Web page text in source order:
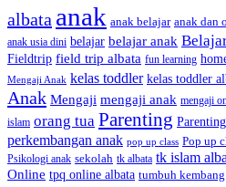
albata anak anak belajar anak dan
anak usia dini belajar belajar anak
Fieldtrip field trip albata fun learning
Mengaji Anak kelas toddler kelas toddler
Anak Mengaji mengaji anak mengaji
islam orang tua Parenting
perkembangan anak pop up class Pop up
Psikologi anak sekolah tk albata tk islam
Online tpq online albata tumbuh